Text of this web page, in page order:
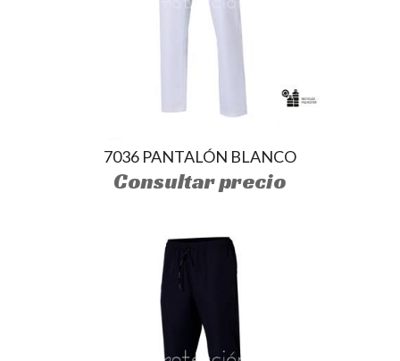
7036 PANTALÓN BLANCO
Consultar precio